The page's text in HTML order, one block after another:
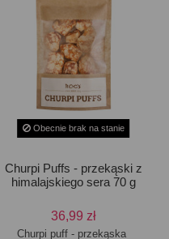
Obecnie brak na stanie
Churpi Puffs - przekąski z
himalajskiego sera 70 g
36,99 zł
Churpi puff - przekąska